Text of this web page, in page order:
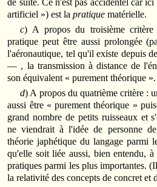
artificiel ») est lapratique matérielle.
c) A propos du troisième critère
pratique peut être aussi prolongée
l'aéronautique, tel qu'il existe depuis
— , la transmission à distance de
son équivalent « purement théorique ».
d) A propos du quatrième critère :
aussi être « purement théorique »
grand nombre de petits ruisseaux et
ne viendrait à l'idée de personne
théorie japhétique du langage parmi
qu'elle soit liée aussi, bien entendu,
pratiques parmi les plus importantes.
la relativité des concepts de concret et